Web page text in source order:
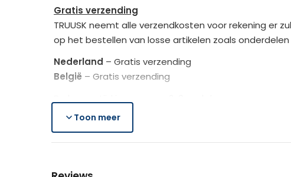
Laat je kinderen genieten van comfort en plezier
Gratis verzending
TRUUSK neemt alle verzendkosten voor rekening er
op het bestellen van losse artikelen zoals
Nederland – Gratis verzending
België – Gratis verzending
Lees hier meer..
Gratis retourneren
Toon meer